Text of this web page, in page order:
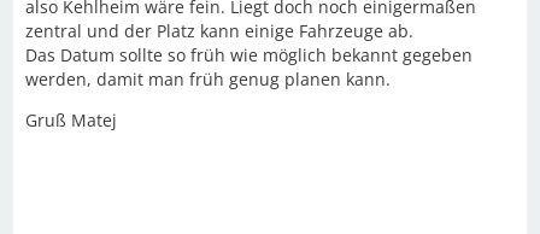
also Kehlheim wäre fein. Liegt doch noch einigermaßen
zentral und der Platz kann einige Fahrzeuge ab.
Das Datum sollte so früh wie möglich bekannt gegeben
werden, damit man früh genug planen kann.
Gruß Matej